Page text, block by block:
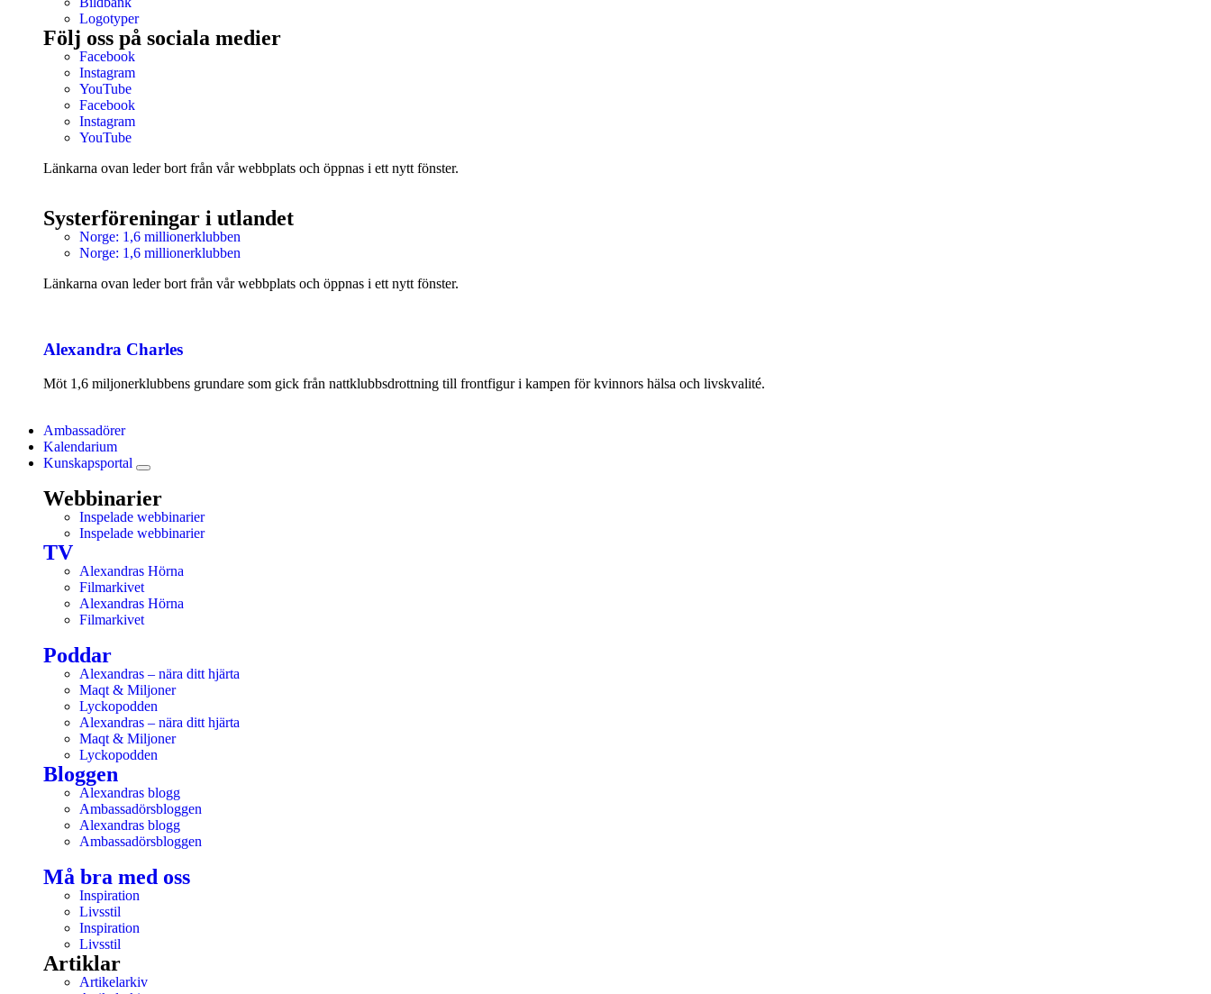
Logotyper
Följ oss på sociala medier
Facebook
Instagram
YouTube
Facebook
Instagram
YouTube
Länkarna ovan leder bort från vår webbplats och öppnas i ett nytt fönster.
Systerföreningar i utlandet
Norge: 1,6 millionerklubben
Norge: 1,6 millionerklubben
Länkarna ovan leder bort från vår webbplats och öppnas i ett nytt fönster.
Alexandra Charles
Möt 1,6 miljonerklubbens grundare som gick från nattklubbsdrottning till frontfigur i kampen för kvinnors hälsa och livskvalité.
Ambassadörer
Kalendarium
Kunskapsportal
Webbinarier
Inspelade webbinarier
Inspelade webbinarier
TV
Alexandras Hörna
Filmarkivet
Alexandras Hörna
Filmarkivet
Poddar
Alexandras – nära ditt hjärta
Maqt & Miljoner
Lyckopodden
Alexandras – nära ditt hjärta
Maqt & Miljoner
Lyckopodden
Bloggen
Alexandras blogg
Ambassadörsbloggen
Alexandras blogg
Ambassadörsbloggen
Må bra med oss
Inspiration
Livsstil
Inspiration
Livsstil
Artiklar
Artikelarkiv